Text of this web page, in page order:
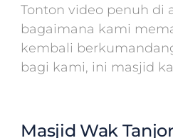
Tonton video penuh di
bagaimana kami
kembali
bagi kami, ini masjid
Masjid Wak